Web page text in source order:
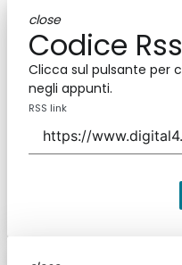
close
Codice Rss
Clicca sul pulsante per
negli appunti.
RSS link